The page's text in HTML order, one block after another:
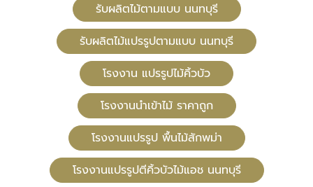
รับผลิตไม้ตามแบบ นนทบุรี
รับผลิตไม้แปรรูปตามแบบ นนทบุรี
โรงงาน แปรรูปไม้คิ้วบัว
โรงงานนำเข้าไม้ ราคาถูก
โรงงานแปรรูป พื้นไม้สักพม่า
โรงงานแปรรูปตีคิ้วบัวไม้แอช นนทบุรี